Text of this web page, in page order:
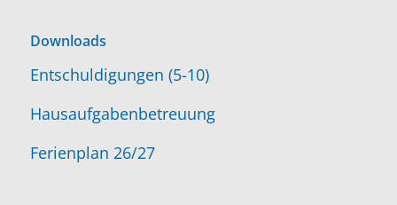
Downloads
Entschuldigungen (5-10)
Hausaufgabenbetreuung
Ferienplan 26/27